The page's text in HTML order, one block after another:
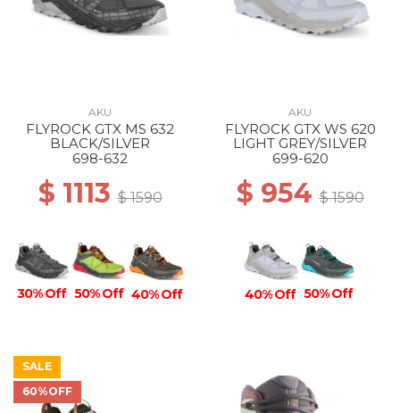
AKU
FLYROCK GTX MS 632
BLACK/SILVER
698-632
$ 1113$ 1590
30% Off 50% Off 40% Off
AKU
FLYROCK GTX WS 620
LIGHT GREY/SILVER
699-620
$ 954$ 1590
40% Off 50% Off
SALE
60%OFF